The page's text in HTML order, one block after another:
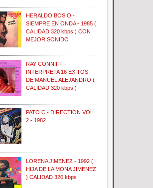
HERALDO BOSIO -
SIEMPRE EN ONDA - 1985 (
CALIDAD 320 kbps ) CON
MEJOR SONIDO
RAY CONNIFF -
INTERPRETA 16 EXITOS
DE MANUEL ALEJANDRO (
CALIDAD 320 kbps )
PATO C - DIRECTION VOL
2 - 1982
LORENA JIMENEZ - 1992 (
HIJA DE LA MONA JIMENEZ
) CALIDAD 320 kbps